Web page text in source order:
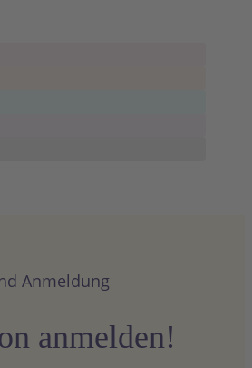
Anmeldung
anmelden!